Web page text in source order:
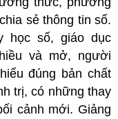
sẻ thông tin số.
học số, giáo dục
và mở, người
đúng bản chất
trị, có những thay
cảnh mới. Giảng